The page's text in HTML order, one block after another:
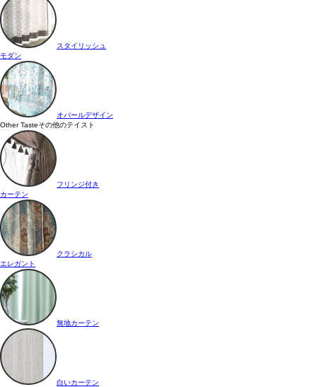
スタイリッシュ
モダン
オパールデザイン
Other Tasteその他のテイスト
フリンジ付き
カーテン
クラシカル
エレガント
無地カーテン
白いカーテン